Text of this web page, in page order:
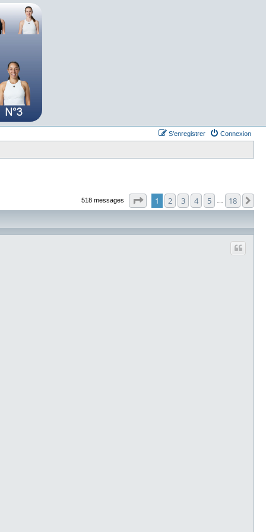
Connexion
S’enregistrer
518 messages Page sur18
1 2 3 4 5 18